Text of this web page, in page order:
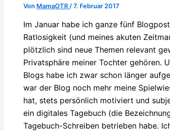
Von MamaOTR /7. Februar 2017
Im Januar habe ich ganze fünf
Ratlosigkeit (und meines akuten
plötzlich sind neue Themen relevant
Privatsphäre meiner Tochter gehören.
Blogs habe ich zwar schon länger
war der Blog noch mehr meine
hat, stets persönlich motiviert und
ein digitales Tagebuch (die
Tagebuch-Schreiben betrieben habe.